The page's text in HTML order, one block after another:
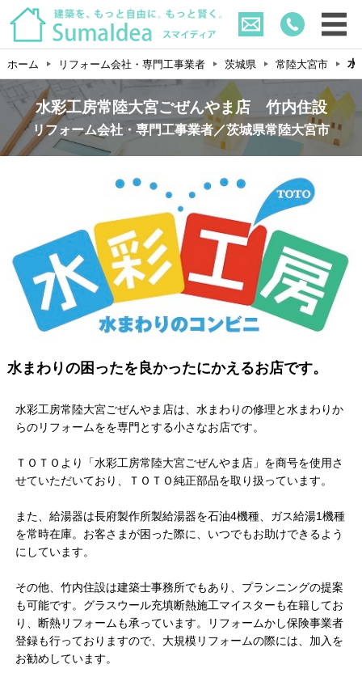
ホーム リフォーム会社・専門工事業者 茨城県 常陸大宮市 水
水彩工房常陸大宮ごぜんやま店 竹内住設
リフォーム会社・専門工事業者／茨城県常陸大宮市
水まわりの困ったを良かったにかえるお店です。
水彩工房常陸大宮ごぜんやま店は、水まわりの修理と水まわりか
らのリフォームをを専門とする小さなお店です。
ＴＯＴＯより「水彩工房常陸大宮ごぜんやま店」を商号を使用さ
せていただいており、ＴＯＴＯ純正部品を取り扱っています。
また、給湯器は長府製作所製給湯器を石油4機種、ガス給湯1機種
を常時在庫。お客さまが困った際に、いつでもお助けできるよう
にしています。
その他、竹内住設は建築士事務所でもあり、プランニングの提案
も可能です。グラスウール充填断熱施工マイスターも在籍してお
り、断熱リフォームも承っています。リフォームかし保険事業者
登録も行っておりますので、大規模リフォームの際には、加入を
お勧めしています。